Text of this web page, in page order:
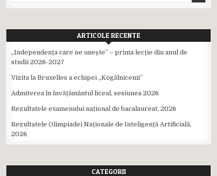
ARTICOLE RECENTE
,,Independența care ne unește” – prima lecție din anul de
studii 2026-2027
Vizita la Bruxelles a echipei ,,Kogălnicenii”
Admiterea în învățământul liceal, sesiunea 2026
Rezultatele examenului național de bacalaureat, 2026
Rezultatele Olimpiadei Naționale de Inteligență Artificială,
2026
CATEGORII